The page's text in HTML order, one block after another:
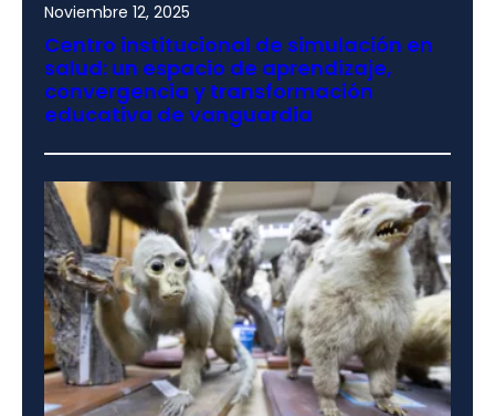
Noviembre 12, 2025
Centro institucional de simulación en
salud: un espacio de aprendizaje,
convergencia y transformación
educativa de vanguardia